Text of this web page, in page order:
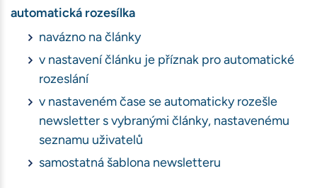
automatická rozesílka
navázno na články
v nastavení článku je příznak pro automatické
rozeslání
v nastaveném čase se automaticky rozešle
newsletter s vybranými články, nastavenému
seznamu uživatelů
samostatná šablona newsletteru